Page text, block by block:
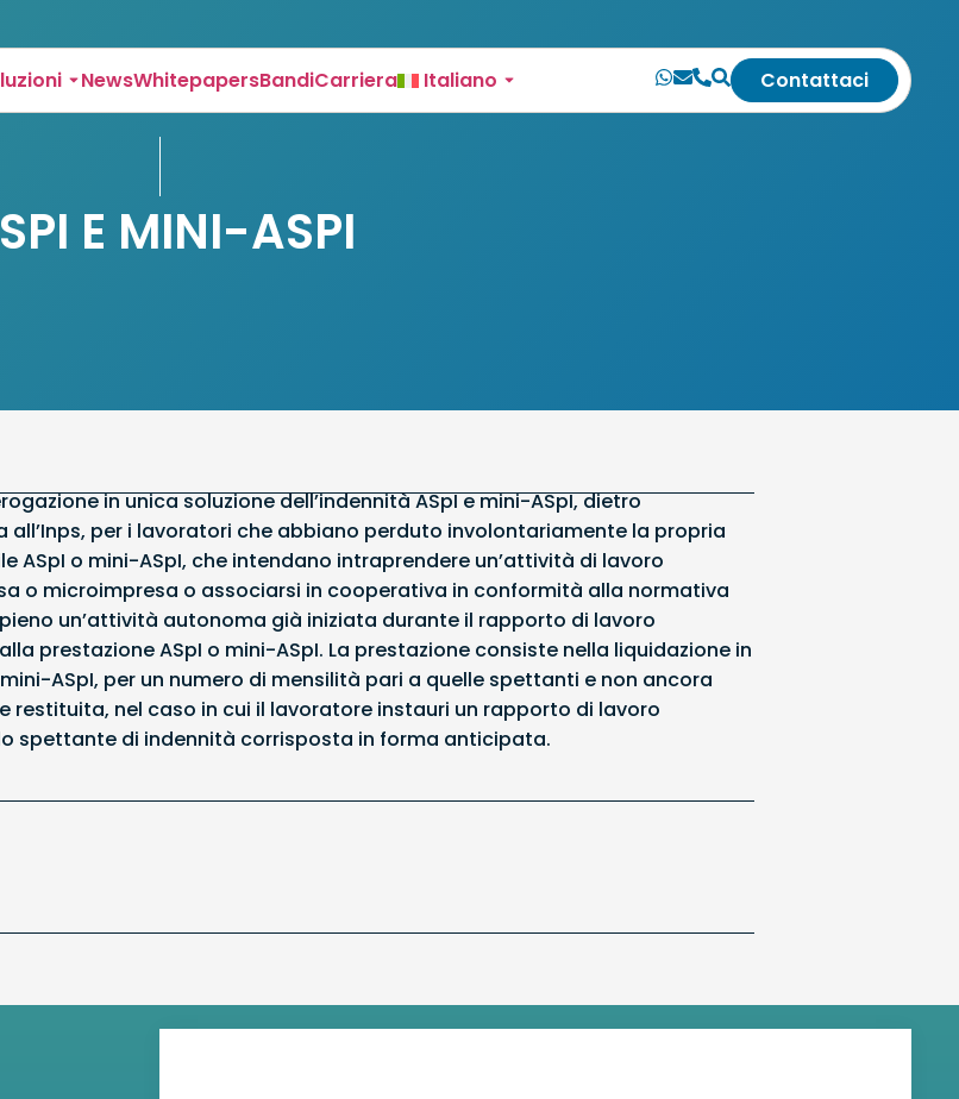
NewsWhitepapersBandiCarriera Italiano Contattaci
E MINI-ASPI
in unica soluzione dell’indennità ASpI e mini-ASpI, dietro
per i lavoratori che abbiano perduto involontariamente la propria
ASpI o mini-ASpI, che intendano intraprendere un’attività di lavoro
o microimpresa o associarsi in cooperativa in conformità alla normativa
un’attività autonoma già iniziata durante il rapporto di lavoro
prestazione ASpI o mini-ASpI. La prestazione consiste nella liquidazione in
ASpI, per un numero di mensilità pari a quelle spettanti e non ancora
restituita, nel caso in cui il lavoratore instauri un rapporto di lavoro
spettante di indennità corrisposta in forma anticipata.